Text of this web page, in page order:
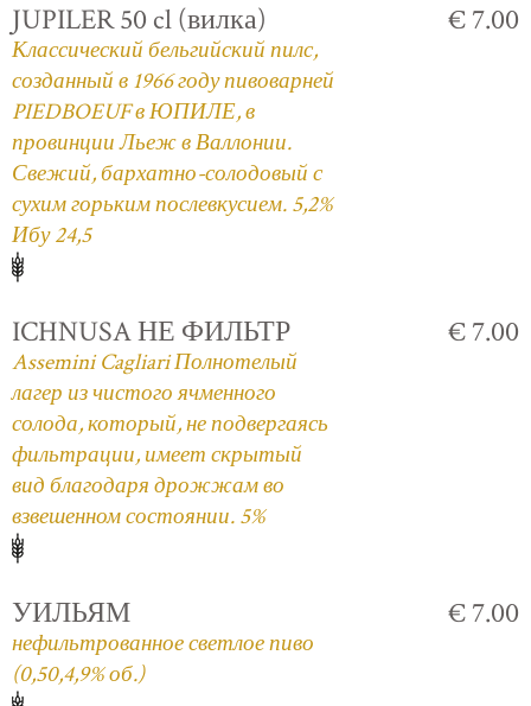
JUPILER 50 cl (вилка)
Классический бельгийский пилс,
созданный в 1966 году пивоварней
PIEDBOEUF в ЮПИЛЕ, в
провинции Льеж в Валлонии.
Свежий, бархатно-солодовый с
сухим горьким послевкусием. 5,2%
Ибу 24,5
€ 7.00
ICHNUSA НЕ ФИЛЬТР
Assemini Cagliari Полнотелый
лагер из чистого ячменного
солода, который, не подвергаясь
фильтрации, имеет скрытый
вид благодаря дрожжам во
взвешенном состоянии. 5%
€ 7.00
УИЛЬЯМ
нефильтрованное светлое пиво
(0,50,4,9% об.)
€ 7.00